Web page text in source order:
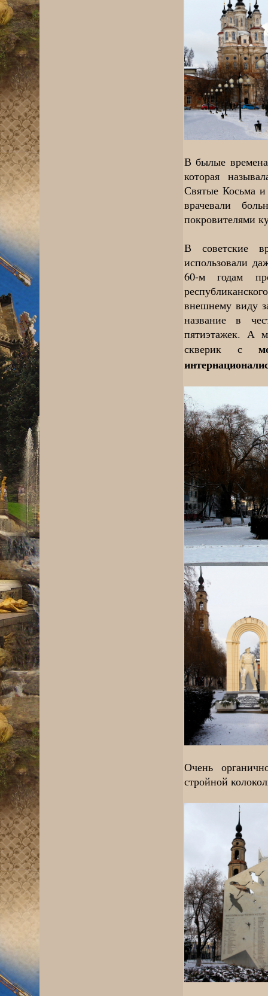
В былые времена
которая
Святые Косьма и
врачевали
покровителями
В советские
использовали
60-м годам
внешнему виду
название в
пятиэтажек. А
скверик с
Очень
стройной